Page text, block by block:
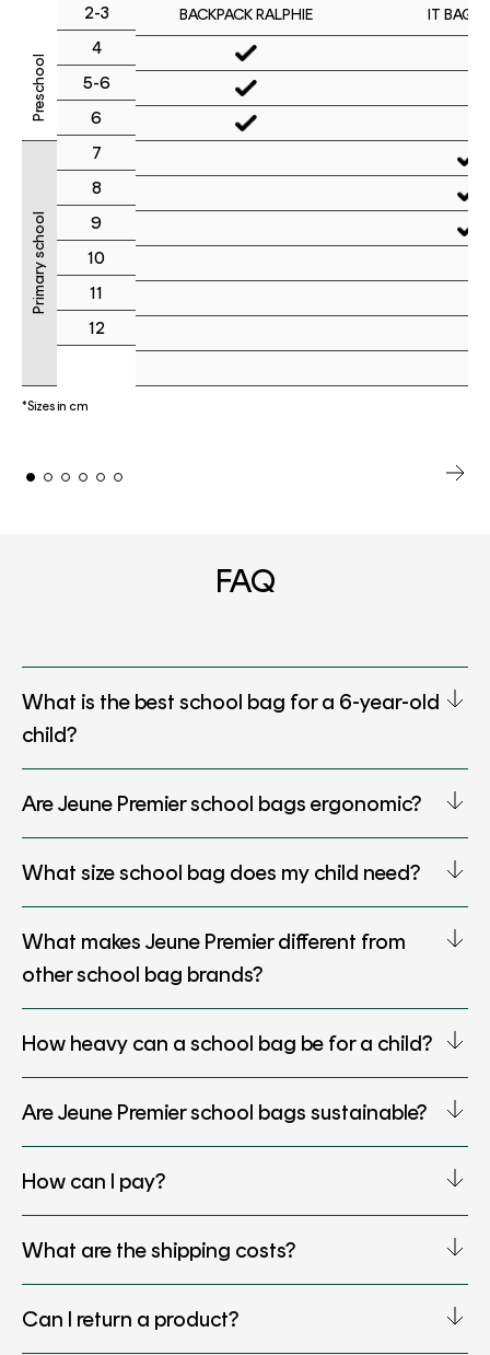
Preschool
Primary school
2-3
4
5-6
6
7
8
9
10
11
12
BACKPACK RALPHIE IT BAG
*Sizes in cm
FAQ
What is the best school bag for a 6-year-old
child?
Are Jeune Premier school bags ergonomic?
What size school bag does my child need?
What makes Jeune Premier different from
other school bag brands?
How heavy can a school bag be for a child?
Are Jeune Premier school bags sustainable?
How can I pay?
What are the shipping costs?
Can I return a product?